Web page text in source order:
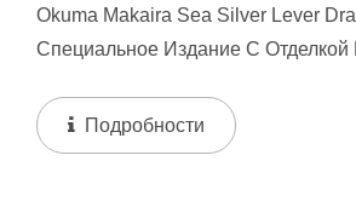
Okuma Makaira Sea Silver Lever
Специальное Издание С Отделкой
Серебристого...
Подробности